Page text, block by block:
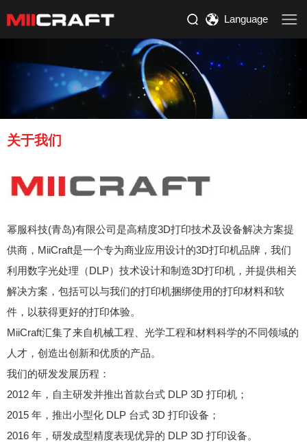
Language
关于我们
幂服科技(青岛)有限公司是高精度3D打印技术及设备解决方案提
供商，MiiCraft是一个专为商业应用设计的3D打印机品牌，我们
利用数字光处理（DLP）技术设计和制造3D打印机，并提供相关
解决方案，包括可以与我们的打印机捆绑使用的打印材料和软
件，以获得更好的打印体验。
MiiCraft汇集了来自机械工程、光学工程和材料科学的不同领域的
人才，创造出创新和优质的产品。
我们的研发发展历程：
2012 年，自主研发并推出首款台式 DLP 3D 打印机；
2015 年，推出小型化 DLP 台式 3D 打印设备；
2016 年，研发成型精度表现优异的 DLP 3D 打印设备。